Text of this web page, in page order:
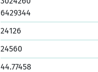
6429344
24126
24560
44.77458